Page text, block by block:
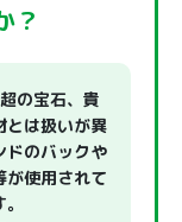
？
の宝石、貴
とは扱いが異
ドのバックや
が使用されて